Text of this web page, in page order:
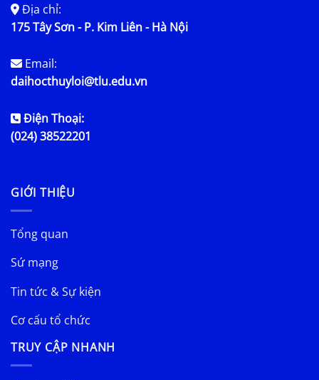
Địa chỉ:
175 Tây Sơn - P. Kim Liên - Hà Nội
Email:
daihocthuyloi@tlu.edu.vn
Điện Thoại:
(024) 38522201
GIỚI THIỆU
Tổng quan
Sứ mạng
Tin tức & Sự kiện
Cơ cấu tổ chức
TRUY CẬP NHANH